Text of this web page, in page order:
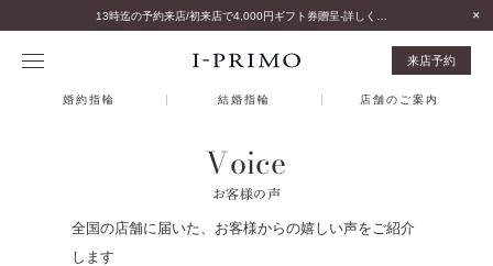
来店予約
婚約指輪 結婚指輪 店舗のご案内
Voice
お客様の声
全国の店舗に届いた、お客様からの嬉しい声をご紹介
します